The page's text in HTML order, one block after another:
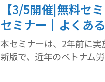
【3/5開催|無料セ
セミナー｜よくあ
本セミナーは、2年前に
新版で、近年のベトナム